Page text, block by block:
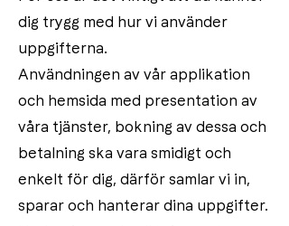
dig trygg med hur vi använder
uppgifterna.
Användningen av vår applikation
och hemsida med presentation av
våra tjänster, bokning av dessa och
betalning ska vara smidigt och
enkelt för dig, därför samlar vi in,
sparar och hanterar dina uppgifter.